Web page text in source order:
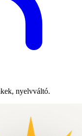
nyelvváltó.